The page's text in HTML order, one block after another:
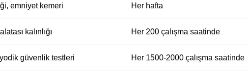
emniyet kemeri Her hafta
kalınlığı Her 200 çalışma saatinde
güvenlik testleri Her 1500-2000 çalışma saatinde